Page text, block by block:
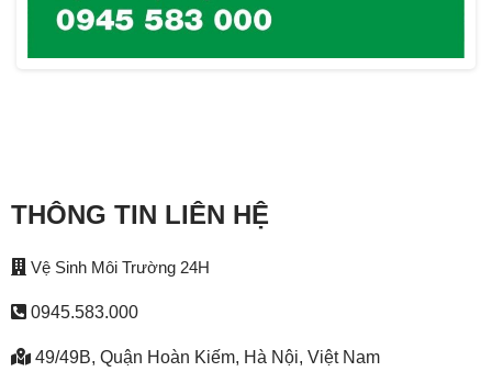
THÔNG TIN LIÊN HỆ
Vệ Sinh Môi Trường 24H
0945.583.000
49/49B, Quận Hoàn Kiếm, Hà Nội, Việt Nam